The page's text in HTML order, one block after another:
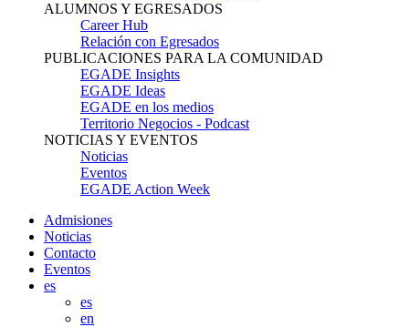
ALUMNOS Y EGRESADOS
Career Hub
Relación con Egresados
PUBLICACIONES PARA LA COMUNIDAD
EGADE Insights
EGADE Ideas
EGADE en los medios
Territorio Negocios - Podcast
NOTICIAS Y EVENTOS
Noticias
Eventos
EGADE Action Week
Admisiones
Noticias
Contacto
Eventos
es
es
en